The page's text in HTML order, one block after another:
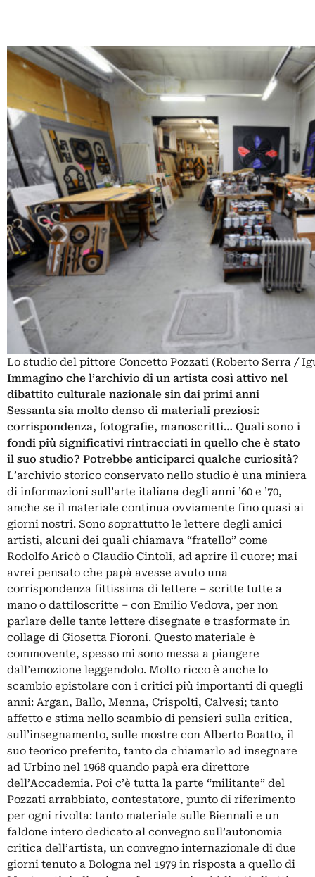
Lo studio del pittore Concetto Pozzati (Roberto Serra /
Immagino che l’archivio di un artista così attivo nel
dibattito culturale nazionale sin dai primi anni
Sessanta sia molto denso di materiali preziosi:
corrispondenza, fotografie, manoscritti… Quali sono i
fondi più significativi rintracciati in quello che è stato
il suo studio? Potrebbe anticiparci qualche curiosità?
L’archivio storico conservato nello studio è una miniera
di informazioni sull’arte italiana degli anni ’60 e ’70,
anche se il materiale continua ovviamente fino quasi ai
giorni nostri. Sono soprattutto le lettere degli amici
artisti, alcuni dei quali chiamava “fratello” come
Rodolfo Aricò o Claudio Cintoli, ad aprire il cuore; mai
avrei pensato che papà avesse avuto una
corrispondenza fittissima di lettere – scritte tutte a
mano o dattiloscritte – con Emilio Vedova, per non
parlare delle tante lettere disegnate e trasformate in
collage di Giosetta Fioroni. Questo materiale è
commovente, spesso mi sono messa a piangere
dall’emozione leggendolo. Molto ricco è anche lo
scambio epistolare con i critici più importanti di quegli
anni: Argan, Ballo, Menna, Crispolti, Calvesi; tanto
affetto e stima nello scambio di pensieri sulla critica,
sull’insegnamento, sulle mostre con Alberto Boatto, il
suo teorico preferito, tanto da chiamarlo ad insegnare
ad Urbino nel 1968 quando papà era direttore
dell’Accademia. Poi c’è tutta la parte “militante” del
Pozzati arrabbiato, contestatore, punto di riferimento
per ogni rivolta: tanto materiale sulle Biennali e un
faldone intero dedicato al convegno sull’autonomia
critica dell’artista, un convegno internazionale di due
giorni tenuto a Bologna nel 1979 in risposta a quello di